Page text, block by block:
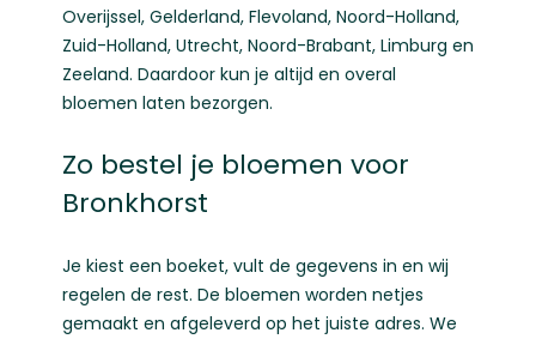
Overijssel, Gelderland, Flevoland, Noord-Holland,
Zuid-Holland, Utrecht, Noord-Brabant, Limburg en
Zeeland. Daardoor kun je altijd en overal
bloemen laten bezorgen.
Zo bestel je bloemen voor
Bronkhorst
Je kiest een boeket, vult de gegevens in en wij
regelen de rest. De bloemen worden netjes
gemaakt en afgeleverd op het juiste adres. We